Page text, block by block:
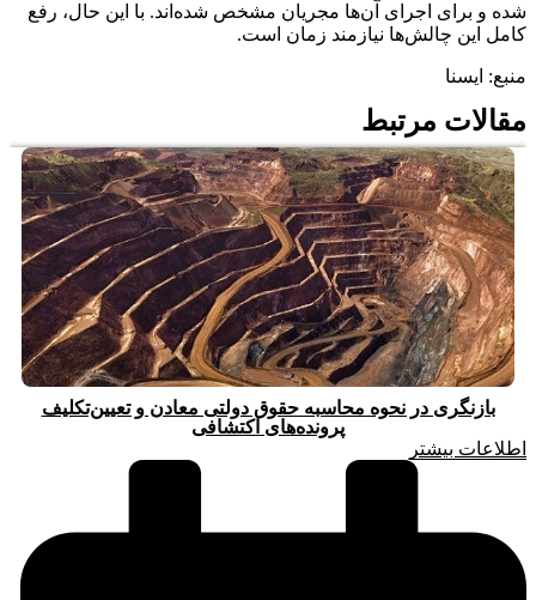
شده و برای اجرای آن‌ها مجریان مشخص شده‌اند. با این حال، رفع
کامل این چالش‌ها نیازمند زمان است.
منبع: ایسنا
مقالات مرتبط
بازنگری در نحوه محاسبه حقوق دولتی معادن و تعیین‌تکلیف
پرونده‌های اکتشافی
اطلاعات بیشتر